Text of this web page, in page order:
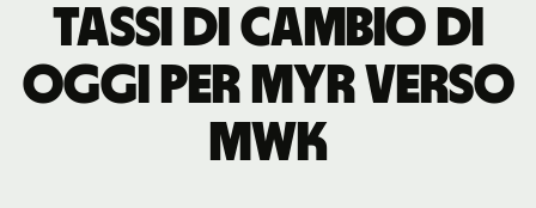
Tassi di cambio di
oggi per MYR verso
MWK